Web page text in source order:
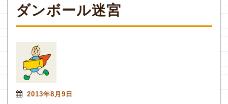
ダンボール迷宮
2013年8月9日